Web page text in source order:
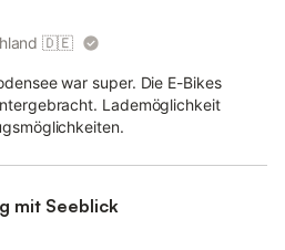
🇩🇪
war super. Die E-Bikes
Lademöglichkeit
mit Seeblick